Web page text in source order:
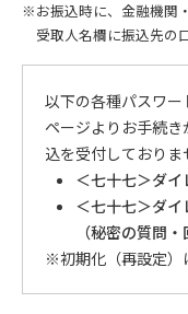
※お振込時に、金融機関
受取人名欄に振込先の
以下の各種パスワ
ページよりお手続
込を受付しておりま
＜七十七＞ダ
＜七十七＞ダ
（秘密の質問・
※初期化（再設定）